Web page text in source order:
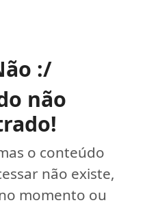
:/
não
o conteúdo
não existe,
momento ou